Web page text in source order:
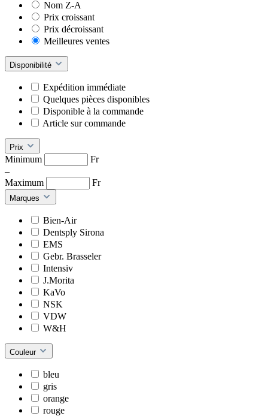
Nom Z-A
Prix croissant
Prix décroissant
Meilleures ventes
Disponibilité
Expédition immédiate
Quelques pièces disponibles
Disponible à la commande
Article sur commande
Prix
Minimum
Fr
–
Maximum
Fr
Marques
Bien-Air
Dentsply Sirona
EMS
Gebr. Brasseler
Intensiv
J.Morita
KaVo
NSK
VDW
W&H
Couleur
bleu
gris
orange
rouge